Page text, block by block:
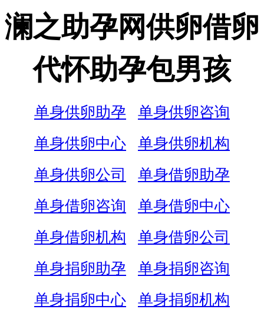
澜之助孕网供卵借卵
代怀助孕包男孩
单身供卵助孕
单身供卵咨询
单身供卵中心
单身供卵机构
单身供卵公司
单身借卵助孕
单身借卵咨询
单身借卵中心
单身借卵机构
单身借卵公司
单身捐卵助孕
单身捐卵咨询
单身捐卵中心
单身捐卵机构